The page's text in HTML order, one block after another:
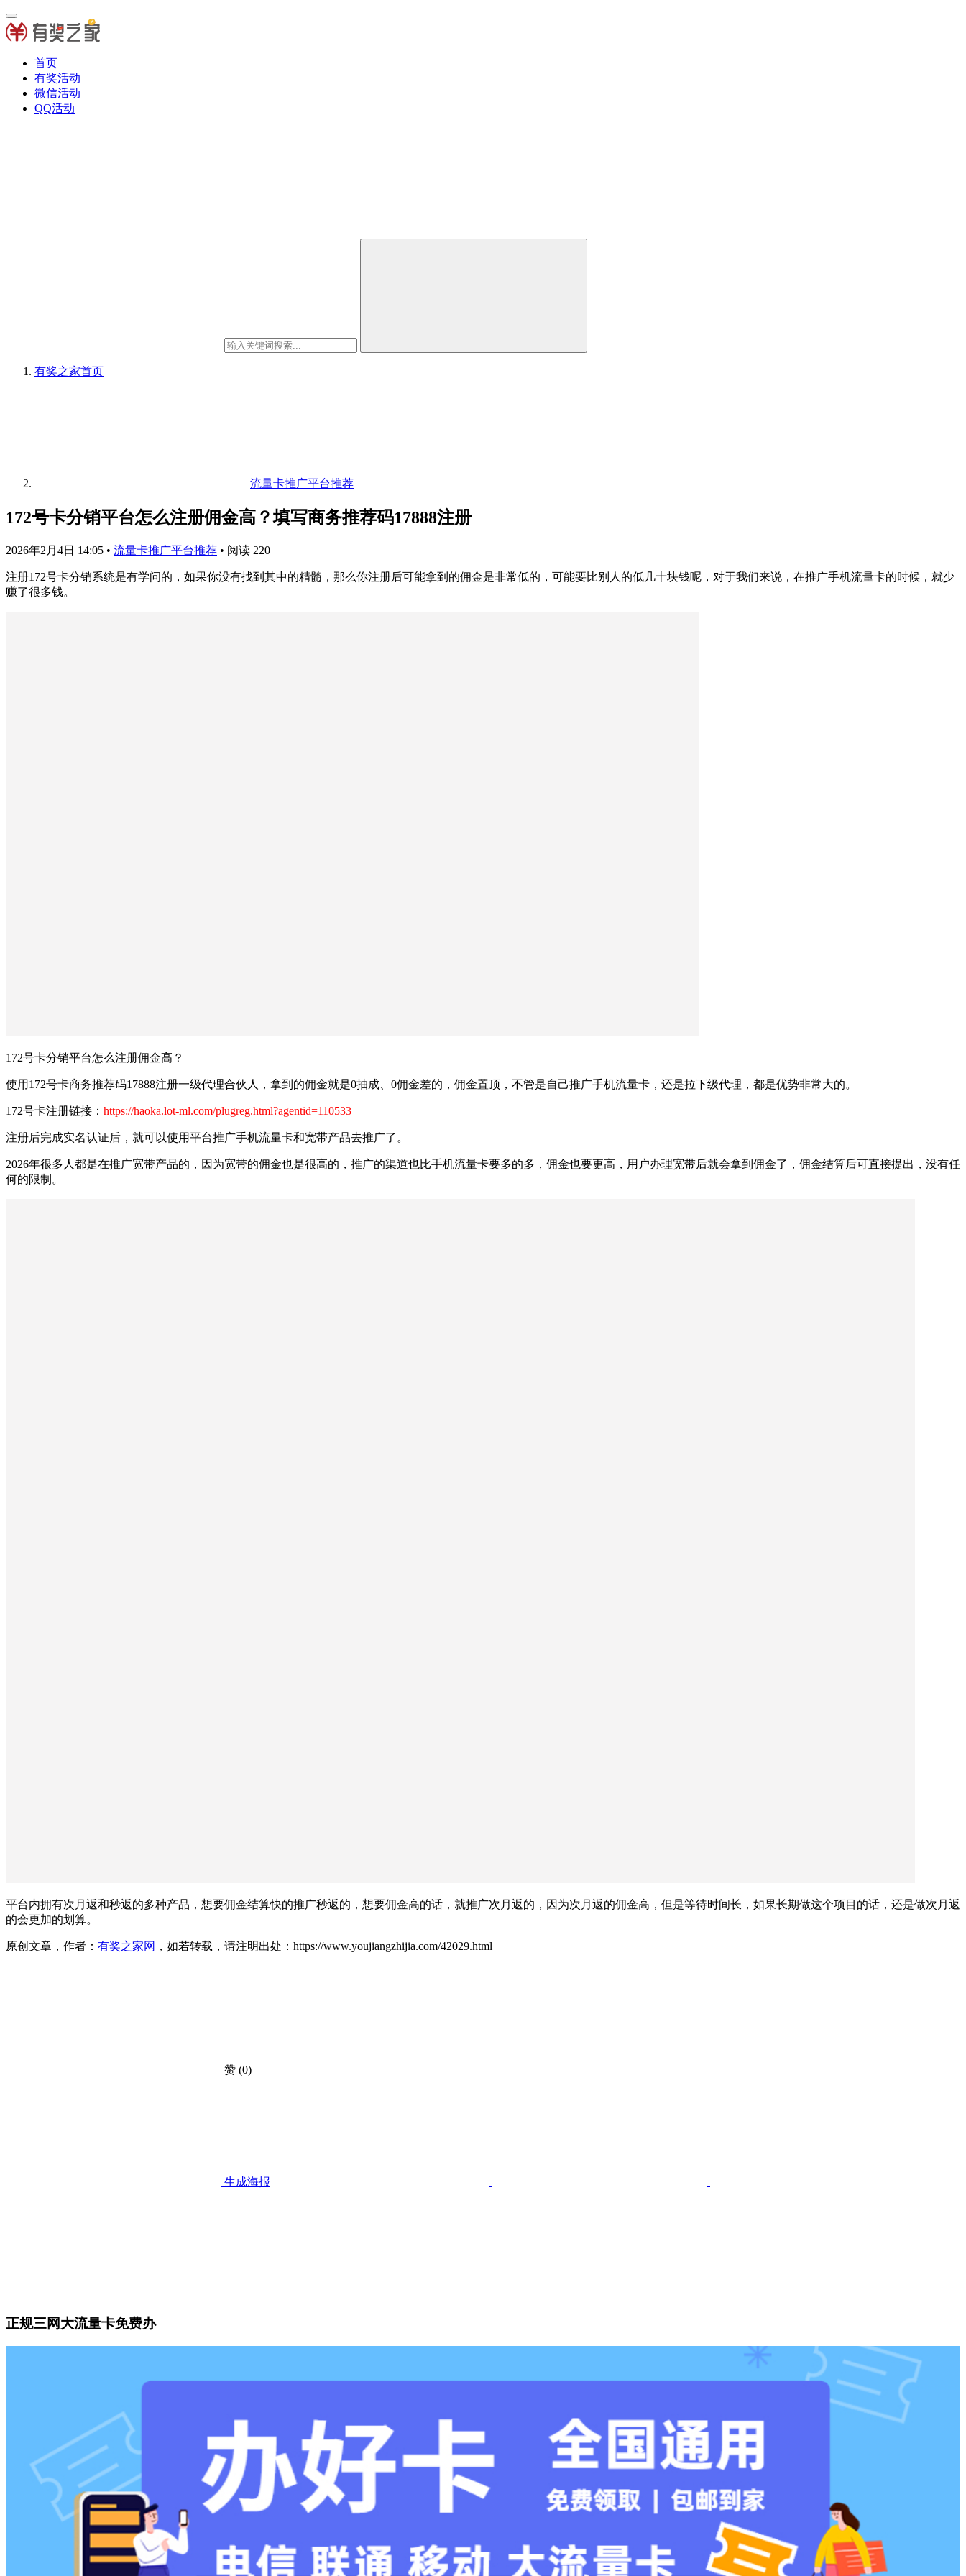
首页
有奖活动
微信活动
QQ活动
有奖之家首页
流量卡推广平台推荐
172号卡分销平台怎么注册佣金高？填写商务推荐码17888注册
2026年2月4日 14:05 • 流量卡推广平台推荐 • 阅读 220
注册172号卡分销系统是有学问的，如果你没有找到其中的精髓，那么你注册后可能拿到的佣金是非常低的，可能要比别人的低几十块钱呢，对于我们来说，在推广手机流量卡的时候，就少
赚了很多钱。
172号卡分销平台怎么注册佣金高？
使用172号卡商务推荐码17888注册一级代理合伙人，拿到的佣金就是0抽成、0佣金差的，佣金置顶，不管是自己推广手机流量卡，还是拉下级代理，都是优势非常大的。
172号卡注册链接： https://haoka.lot-ml.com/plugreg.html?agentid=110533
注册后完成实名认证后，就可以使用平台推广手机流量卡和宽带产品去推广了。
2026年很多人都是在推广宽带产品的，因为宽带的佣金也是很高的，推广的渠道也比手机流量卡要多的多，佣金也要更高，用户办理宽带后就会拿到佣金了，佣金结算后可直接提出，没有任
何的限制。
平台内拥有次月返和秒返的多种产品，想要佣金结算快的推广秒返的，想要佣金高的话，就推广次月返的，因为次月返的佣金高，但是等待时间长，如果长期做这个项目的话，还是做次月返
的会更加的划算。
原创文章，作者： 有奖之家网 ，如若转载，请注明出处：https://www.youjiangzhijia.com/42029.html
赞 (0)
生成海报
正规三网大流量卡免费办